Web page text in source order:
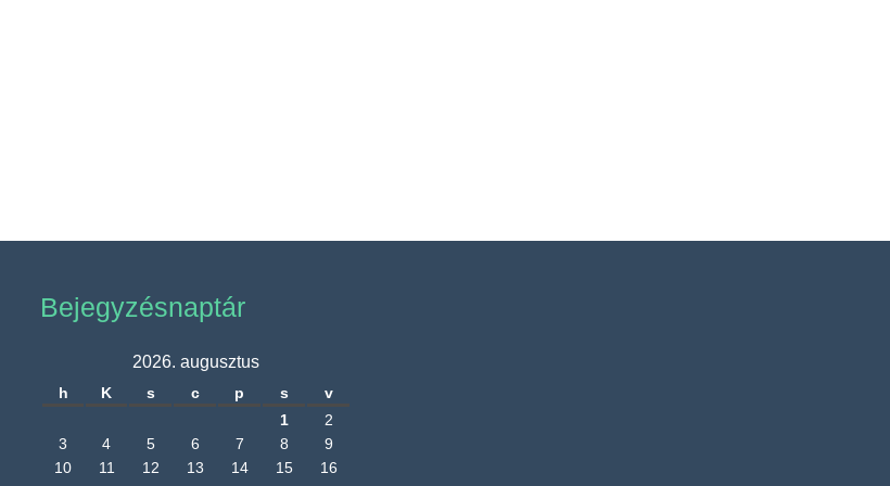
Bejegyzésnaptár
2026. augusztus
h K s c p s
v
1
2
3
4 5 6 7 8
9
10
11 12 13 14 15
16